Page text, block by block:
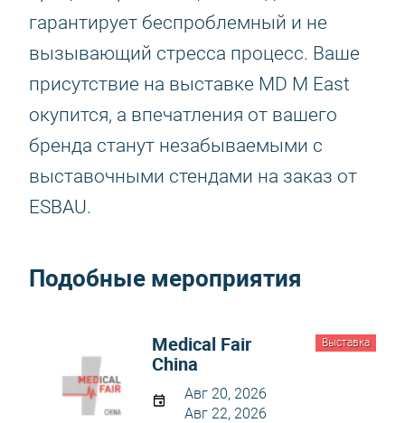
гарантирует беспроблемный и не
вызывающий стресса процесс. Ваше
присутствие на выставке MD M East
окупится, а впечатления от вашего
бренда станут незабываемыми с
выставочными стендами на заказ от
ESBAU.
Подобные мероприятия
Выставка
Medical Fair
China
Авг 20, 2026
Авг 22, 2026